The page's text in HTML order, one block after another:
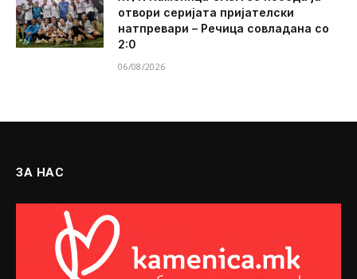
отвори серијата пријателски
натпревари – Речица совладана со
2:0
06/08/2026
ЗА НАС